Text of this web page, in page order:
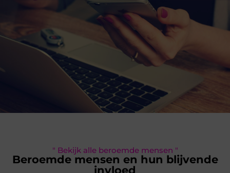
" Bekijk alle beroemde mensen "
Beroemde mensen en hun blijvende
invloed